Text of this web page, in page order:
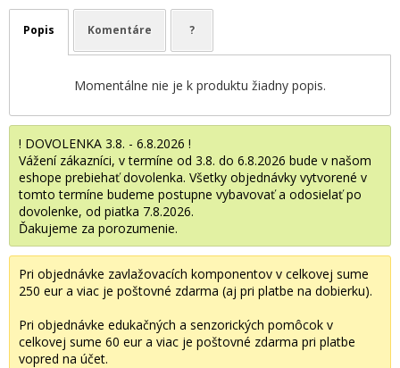
! DOVOLENKA 3.8. - 6.8.2026 !
Vážení zákazníci, v termíne od 3.8. do 6.8.2026 bude v našom
eshope prebiehať dovolenka. Všetky objednávky vytvorené v
tomto termíne budeme postupne vybavovať a odosielať po
dovolenke, od piatka 7.8.2026.
Ďakujeme za porozumenie.
Pri objednávke zavlažovacích komponentov v celkovej sume
250 eur a viac je poštovné zdarma (aj pri platbe na dobierku).
Pri objednávke edukačných a senzorických pomôcok v
celkovej sume 60 eur a viac je poštovné zdarma pri platbe
vopred na účet.
Popis Komentáre ?
Momentálne nie je k produktu žiadny popis.